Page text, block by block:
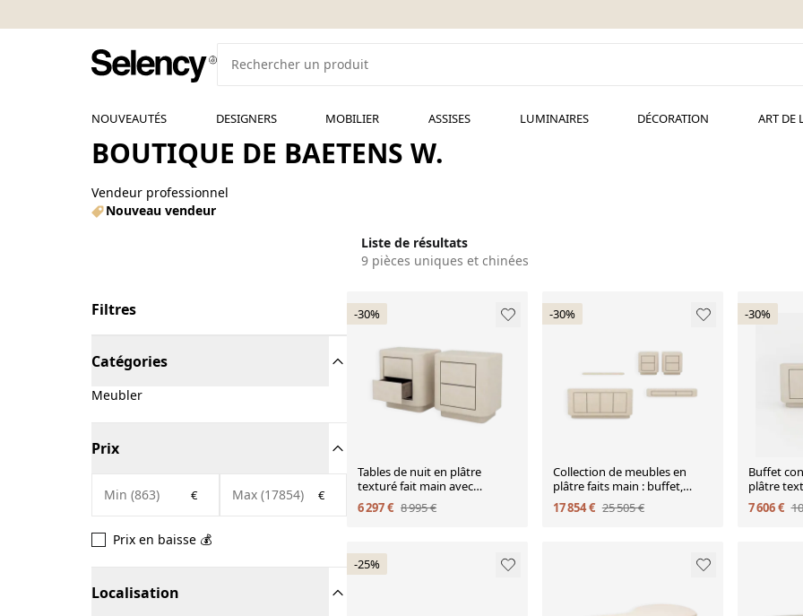
NOUVEAUTÉS DESIGNERS MOBILIER ASSISES LUMINAIRES DÉCORATION ART DE
BOUTIQUE DE BAETENS W.
Vendeur professionnel
Nouveau vendeur
Liste de résultats
9 pièces uniques et chinées
Filtres
Catégories
Meubler
Prix
€ €
Prix en baisse 💰
Localisation
-30%
Tables de nuit en plâtre
texturé fait main avec
intérieur en noyer, ensemble
de 2
6 297 € 8 995 €
-30%
Collection de meubles en
plâtre faits main : buffet,
tables de nuit, tiroir mural,
étagère murale.
17 854 € 25 505 €
-30%
Buffet
plâtre
avec
7 606 €
-25%